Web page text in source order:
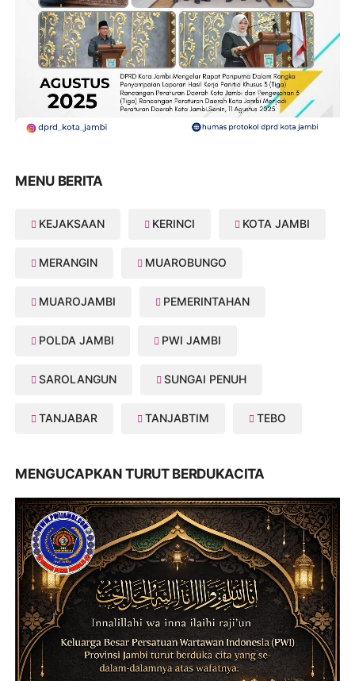
MENU BERITA
KEJAKSAAN KERINCI KOTA JAMBI
MERANGIN MUAROBUNGO
MUAROJAMBI PEMERINTAHAN
POLDA JAMBI PWI JAMBI
SAROLANGUN SUNGAI PENUH
TANJABAR TANJABTIM TEBO
MENGUCAPKAN TURUT BERDUKACITA